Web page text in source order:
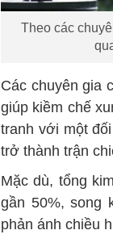
Theo các
Các chuyên gia
giúp kiềm chế
tranh với một
trở thành trận
Mặc dù, tổng
gần 50%, song
phản ánh chiều